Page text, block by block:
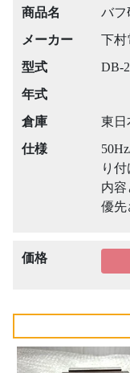
商品名
バフ
メーカー
下村
型式
DB-
年式
倉庫
東日
仕様
り付
内容
優先
価格